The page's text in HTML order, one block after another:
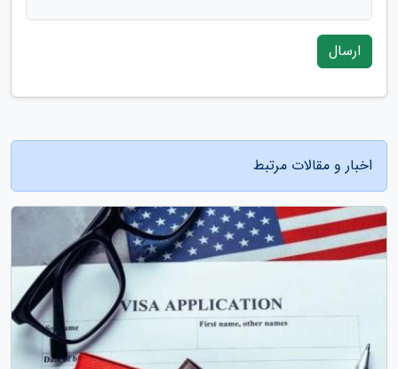
ارسال
اخبار و مقالات مرتبط